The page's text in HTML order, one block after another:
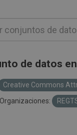
de datos
Creative Commons
Organizaciones: